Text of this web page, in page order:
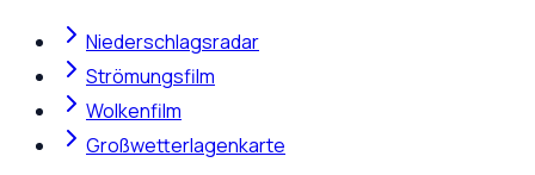
Niederschlagsradar
Strömungsfilm
Wolkenfilm
Großwetterlagenkarte